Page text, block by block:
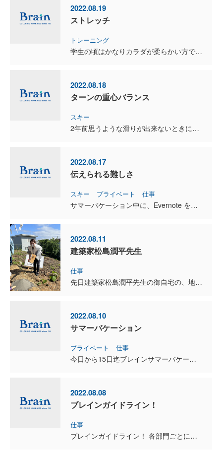
2022.08.19
ストレッチ
トレーニング
学生の頃はかなりカラダが柔らかい方でしたが、年齢を重ねるに従ってメチャクチャ固くなってしまいました。 運動前にストレッチはしていたのですが、ただこなすだけで、むしろ避けてきました。 スキー...
2022.08.18
ターンの重心バランス
スキー
2年前思うような滑りが出来ないときに、武田竜コーチから頂いたアドバイスです。 最近不調だと聞いています。 おそらくターン中の重心バランスのズレだと思います。 要はゲートに当たる瞬間で...
2022.08.17
伝えられる難しさ
スキー プライベート 仕事
サマーバケーション中に、Evernote を整理しました。 仕事、読書、セミナー、スキー、プライベートなど、全てのカテゴリーを管理しているので、かなりの情報量がありました。 頭も気持ちもスッキ...
2022.08.11
建築家松島潤平先生
仕事
先日建築家松島潤平先生の御自宅の、地鎮祭を行いました。 現在北海道大学大学院工学研究所准教授で、東京大学工学部建築科の非常勤講師もされていた、著名な建築家です。 建築家の先生の住宅を手掛けるの...
2022.08.10
サマーバケーション
プライベート 仕事
今日から15日迄ブレインサマーバケーションです。 私はやらなければいけないことがあるので、基本は千歳にいます。 ツーリングに行く予定もあったのですが、まだバイクが車検から帰ってこないし・・...
2022.08.08
ブレインガイドライン！
仕事
ブレインガイドライン！ 各部門ごとにしっかりとつくり込んでいるのですが、なかなか理想通りに浸透しません。 定期的に読み直して意識はしているとは思うのですが、期待している結果にまだ繋がってい...